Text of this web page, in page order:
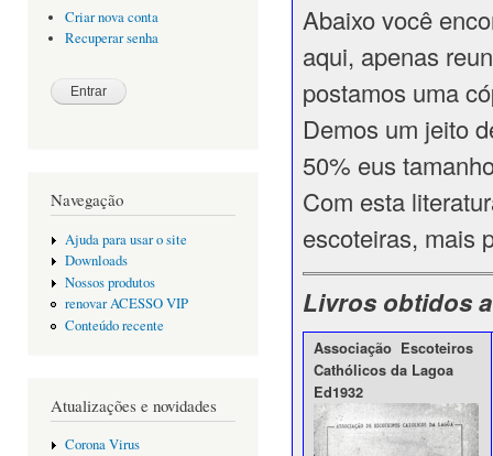
Criar nova conta
Recuperar senha
Navegação
Ajuda para usar o site
Downloads
Nossos produtos
renovar ACESSO VIP
Conteúdo recente
Atualizações e novidades
Corona Virus
Abaixo você
aqui, apenas
postamos uma
Demos um jeito
50% eus
Com esta
escoteiras, mais
Livros obtidos
Associação Escoteiros
Cathólicos da Lagoa
Ed1932